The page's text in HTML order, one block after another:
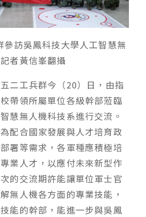
參訪吳鳳科技大學人工智慧無
者黃信峯翻攝
二工兵群今（20）日，由指
帶領所屬單位各級幹部蒞臨
慧無人機科技系進行交流。
配合國家發展與人才培育政
署等需求，各軍種應積極培
業人才，以應付未來新型作
的交流期許能讓單位軍士官
無人機各方面的專業技能，
能的幹部，能進一步與吳鳳